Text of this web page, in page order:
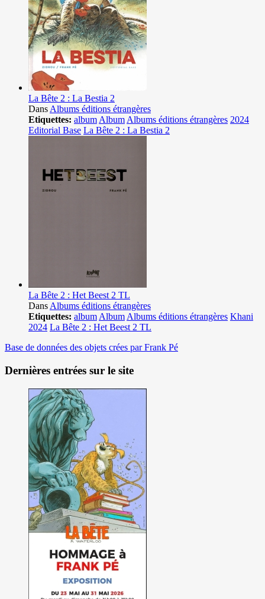
La Bête 2 : La Bestia 2
Dans Albums éditions étrangères
Etiquettes: album Album Albums éditions étrangères 2024
Editorial Base La Bête 2 : La Bestia 2
La Bête 2 : Het Beest 2 TL
Dans Albums éditions étrangères
Etiquettes: album Album Albums éditions étrangères Khani
2024 La Bête 2 : Het Beest 2 TL
Base de données des objets crées par Frank Pé
Dernières entrées sur le site